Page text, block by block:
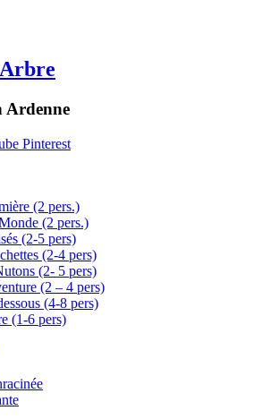
Ardenne
Pinterest
(2 pers.)
(2 pers.)
(2-5 pers)
(2-4 pers)
(2- 5 pers)
(2 – 4 pers)
(4-8 pers)
(1-6 pers)